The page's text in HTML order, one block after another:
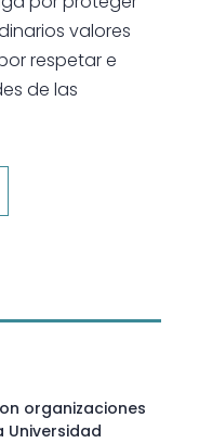
valores
respetar e
de las
organizaciones
Universidad